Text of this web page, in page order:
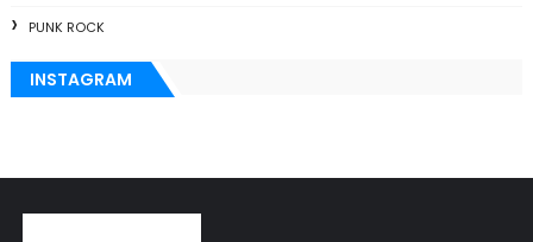
PUNK ROCK
INSTAGRAM